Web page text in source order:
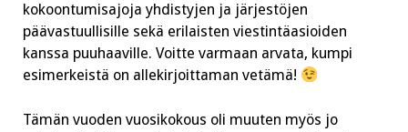
kokoontumisajoja yhdistyjen ja järjestöjen
päävastuullisille sekä erilaisten viestintäasioiden
kanssa puuhaaville. Voitte varmaan arvata, kumpi
esimerkeistä on allekirjoittaman vetämä!
Tämän vuoden vuosikokous oli muuten myös jo